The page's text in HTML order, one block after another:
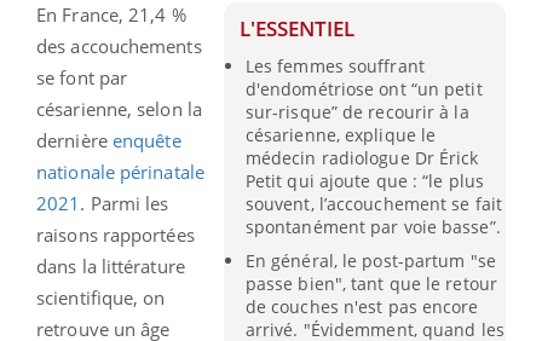
L'ESSENTIEL
Les femmes souffrant
d'endométriose ont “un petit
sur-risque” de recourir à la
césarienne, explique le
médecin radiologue Dr Érick
Petit qui ajoute que : “le plus
souvent, l’accouchement se fait
spontanément par voie basse”.
En général, le post-partum "se
passe bien", tant que le retour
de couches n'est pas encore
arrivé. "Évidemment, quand les
En France, 21,4 %
des accouchements
se font par
césarienne, selon la
dernière enquête
nationale périnatale
2021 . Parmi les
raisons rapportées
dans la littérature
scientifique, on
retrouve un âge